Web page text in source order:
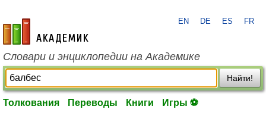
academic.ru
EN DE ES FR
Словари и энциклопедии на Академике
Найти!
Толкования Переводы Книги Игры ⚽